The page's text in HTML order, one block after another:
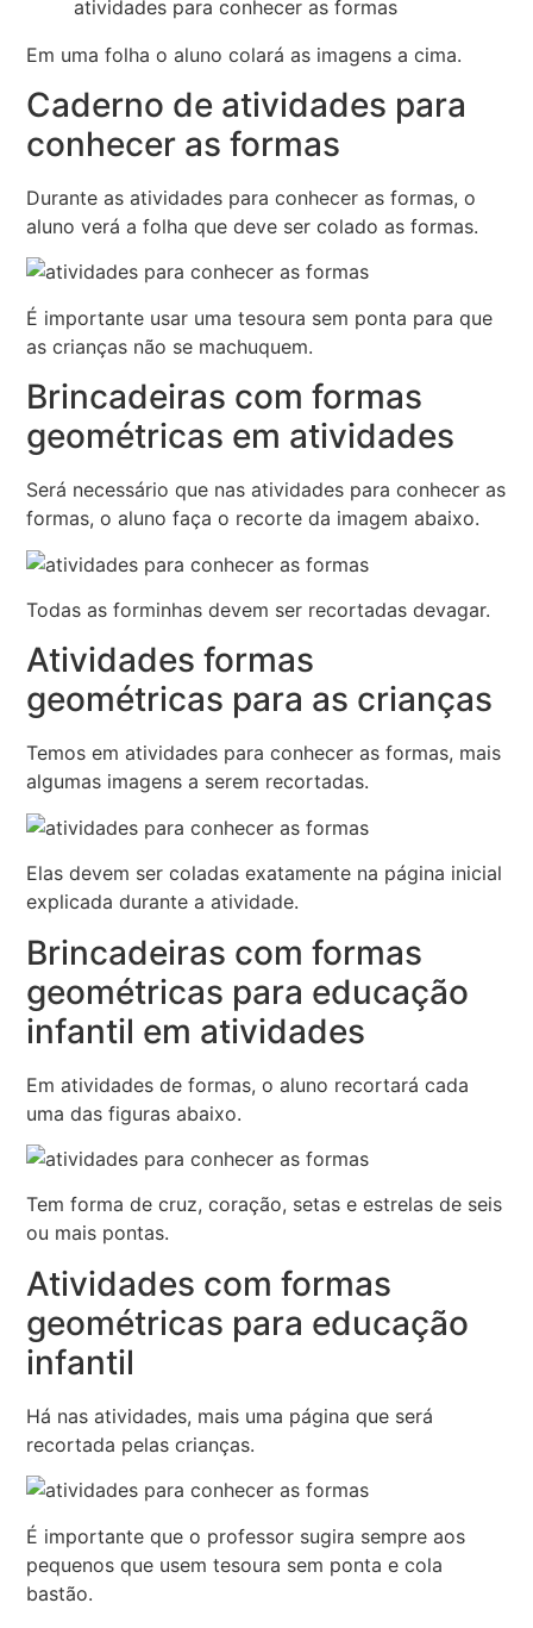
atividades para conhecer as formas
Em uma folha o aluno colará as imagens a cima.
Caderno de atividades para
conhecer as formas
Durante as atividades para conhecer as formas, o
aluno verá a folha que deve ser colado as formas.
É importante usar uma tesoura sem ponta para que
as crianças não se machuquem.
Brincadeiras com formas
geométricas em atividades
Será necessário que nas atividades para conhecer as
formas, o aluno faça o recorte da imagem abaixo.
Todas as forminhas devem ser recortadas devagar.
Atividades formas
geométricas para as crianças
Temos em atividades para conhecer as formas, mais
algumas imagens a serem recortadas.
Elas devem ser coladas exatamente na página inicial
explicada durante a atividade.
Brincadeiras com formas
geométricas para educação
infantil em atividades
Em atividades de formas, o aluno recortará cada
uma das figuras abaixo.
Tem forma de cruz, coração, setas e estrelas de seis
ou mais pontas.
Atividades com formas
geométricas para educação
infantil
Há nas atividades, mais uma página que será
recortada pelas crianças.
É importante que o professor sugira sempre aos
pequenos que usem tesoura sem ponta e cola
bastão.